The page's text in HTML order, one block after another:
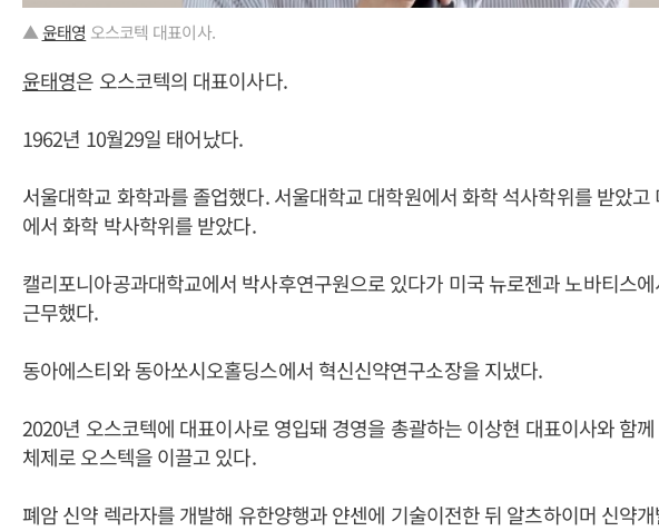
▲윤태영 오스코텍 대표이사.
윤태영은 오스코텍의 대표이사다.
1962년 10월29일 태어났다.
서울대학교 화학과를 졸업했다. 서울대학교 대학원에서 화학 석사학위를 받았고
에서 화학 박사학위를 받았다.
캘리포니아공과대학교에서 박사후연구원으로 있다가 미국 뉴로젠과 노바티스
근무했다.
동아에스티와 동아쏘시오홀딩스에서 혁신신약연구소장을 지냈다.
2020년 오스코텍에 대표이사로 영입돼 경영을 총괄하는 이상현 대표이사와 함
체제로 오스텍을 이끌고 있다.
폐암 신약 렉라자를 개발해 유한양행과 얀센에 기술이전한 뒤 알츠하이머 신약